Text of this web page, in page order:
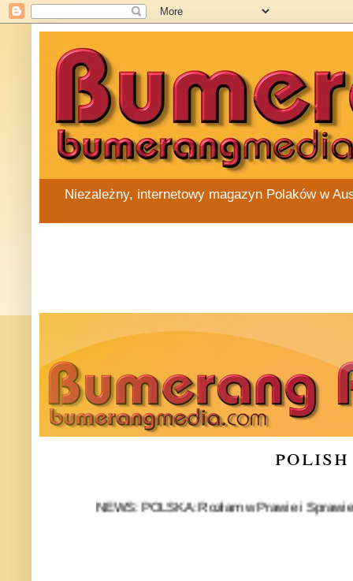
Niezależny, internetowy magazyn Polaków w
NEWS: POLSKA: Rozłam w Prawie i